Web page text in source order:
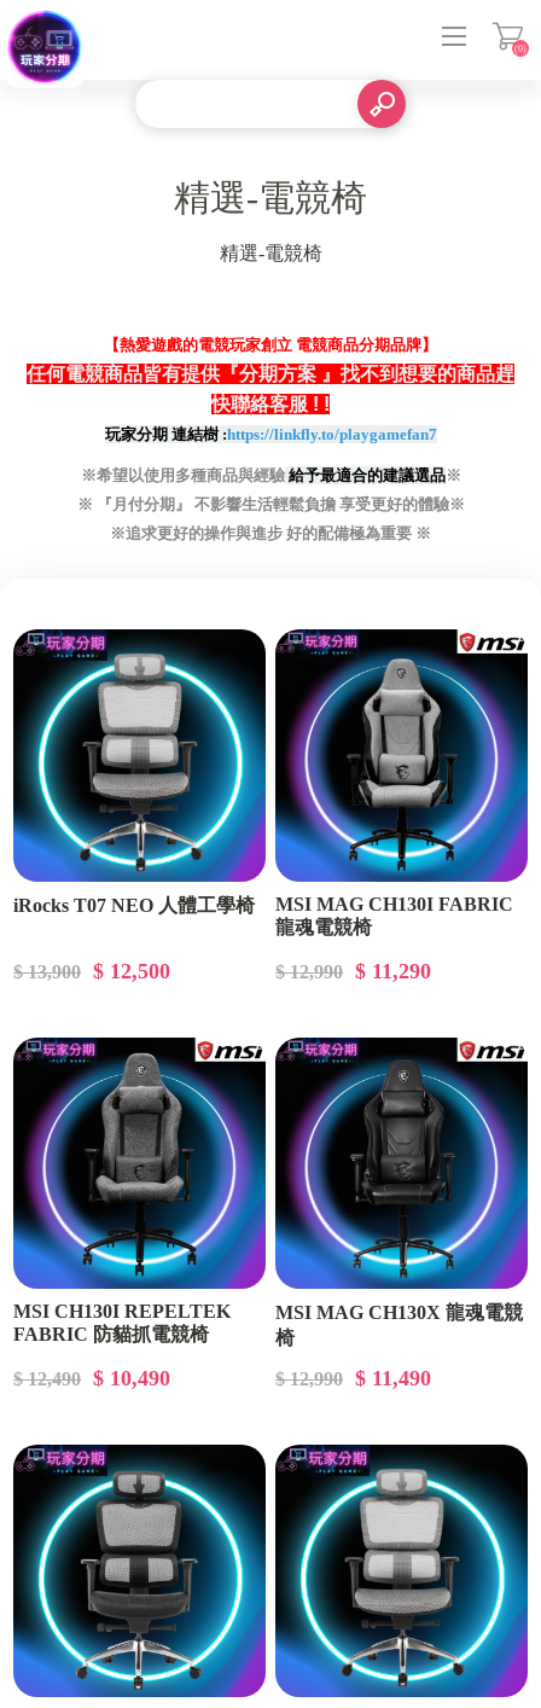
(0)
精選-電競椅
精選-電競椅
【熱愛遊戲的電競玩家創立 電競商品分期品牌】
任何電競商品皆有提供『分期方案 』找不到想要的商品趕
快聯絡客服 ! !
玩家分期 連結樹 :https://linkfly.to/playgamefan7
※希望以使用多種商品與經驗 給予最適合的建議選品※
※ 『月付分期』 不影響生活輕鬆負擔 享受更好的體驗※
※追求更好的操作與進步 好的配備極為重要 ※
iRocks T07 NEO 人體工學椅
$ 13,900 $ 12,500
MSI MAG CH130I FABRIC
龍魂電競椅
$ 12,990 $ 11,290
MSI CH130I REPELTEK
FABRIC 防貓抓電競椅
$ 12,490 $ 10,490
MSI MAG CH130X 龍魂電競
椅
$ 12,990
$ 11,490